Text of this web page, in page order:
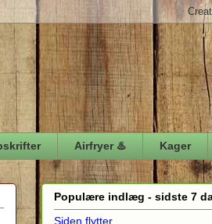
Airfryer ♨️ Kager
Populære indlæg - sidste 7
Siden flytter